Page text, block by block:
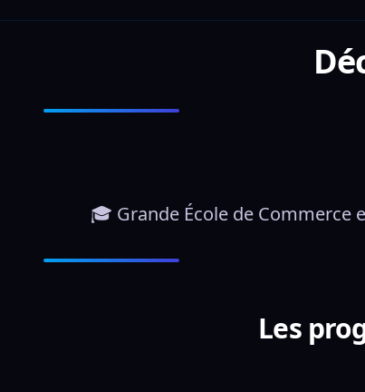
🎓 Grande École de Commerce
Les